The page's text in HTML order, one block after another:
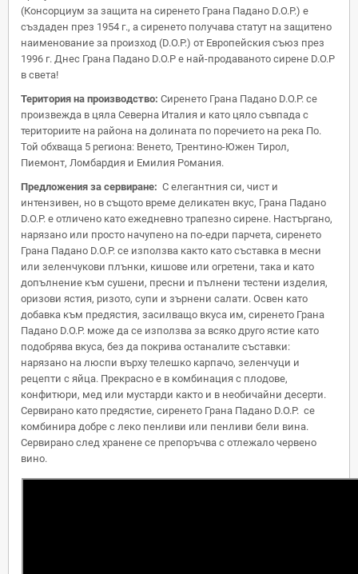
(Консорциум за защита на сиренето Грана Падано D.O.P.) е
създаден през 1954 г., а сиренето получава статут на защитено
наименование за произход (D.O.P.) от Европейския съюз през
1996 г. Днес Грана Падано D.O.P е най-продаваното сирене D.O.P
в света!
Територия на производство: Сиренето Грана Падано D.O.P. се
произвежда в цяла Северна Италия и като цяло съвпада с
териториите на района на долината по поречието на река По.
Той обхваща 5 региона: Венето, Трентино-Южен Тирол,
Пиемонт, Ломбардия и Емилия Романия.
Предложения за сервиране: С елегантния си, чист и
интензивен, но в същото време деликатен вкус, Грана Падано
D.O.P. е отличено като ежедневно трапезно сирене. Настъргано,
нарязано или просто начупено на по-едри парчета, сиренето
Грана Падано D.O.P. се използва както като съставка в месни
или зеленчукови плънки, кишове или огретени, така и като
допълнение към сушени, пресни и пълнени тестени изделия,
оризови ястия, ризото, супи и зърнени салати. Освен като
добавка към предястия, засилващо вкуса им, сиренето Грана
Падано D.O.P. може да се използва за всяко друго ястие като
подобрява вкуса, без да покрива останалите съставки:
нарязано на люспи върху телешко карпачо, зеленчуци и
рецепти с яйца. Прекрасно е в комбинация с плодове,
конфитюри, мед или мустарди както и в необичайни десерти.
Сервирано като предястие, сиренето Грана Падано D.O.P. се
комбинира добре с леко пенливи или пенливи бели вина.
Сервирано след хранене се препоръчва с отлежало червено
вино.